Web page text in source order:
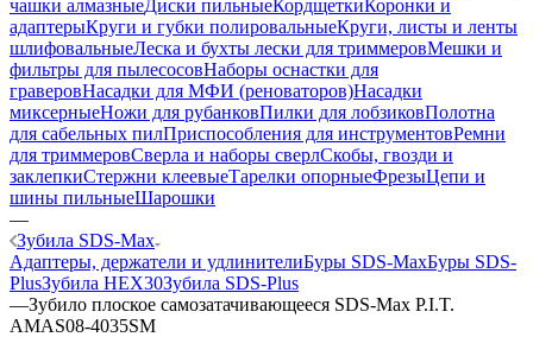
чашки алмазныеДиски пильныеКордщеткиКоронки и
адаптерыКруги и губки полировальныеКруги, листы и ленты
шлифовальныеЛеска и бухты лески для триммеровМешки и
фильтры для пылесосовНаборы оснастки для
граверовНасадки для МФИ (реноваторов)Насадки
миксерныеНожи для рубанковПилки для лобзиковПолотна
для сабельных пилПриспособления для инструментовРемни
для триммеровСверла и наборы сверлСкобы, гвозди и
заклепкиСтержни клеевыеТарелки опорныеФрезыЦепи и
шины пильныеШарошки
—
Зубила SDS-Max
Адаптеры, держатели и удлинителиБуры SDS-MaxБуры SDS-
PlusЗубила HEX30Зубила SDS-Plus
—Зубило плоское самозатачивающееся SDS-Max P.I.T.
AMAS08-4035SM